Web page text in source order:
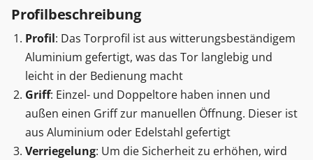
Profilbeschreibung
Profil: Das Torprofil ist aus witterungsbeständigem
Aluminium gefertigt, was das Tor langlebig und
leicht in der Bedienung macht
Griff: Einzel- und Doppeltore haben innen und
außen einen Griff zur manuellen Öffnung. Dieser ist
aus Aluminium oder Edelstahl gefertigt
Verriegelung: Um die Sicherheit zu erhöhen, wird